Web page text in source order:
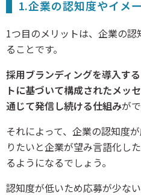
1.企業の認知度やイメ
1つ目のメリットは、企業の
ることです。
採用ブランディングを導入す
トに基づいて構成されたメッ
通じて発信し続ける仕組みが
それによって、企業の認知度
りたいと企業が望み言語化し
るようになるでしょう。
認知度が低いため応募が少な